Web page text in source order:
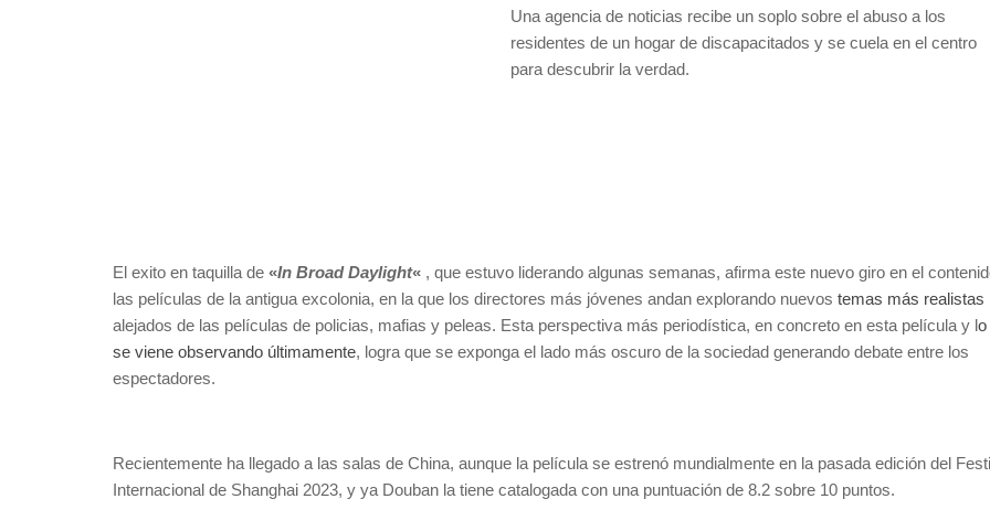
Una agencia de noticias recibe un soplo sobre el abuso a los
residentes de un hogar de discapacitados y se cuela en el centro
para descubrir la verdad.
El exito en taquilla de «In Broad Daylight« , que estuvo liderando algunas semanas, afirma este nuevo giro en el
las películas de la antigua excolonia, en la que los directores más jóvenes andan explorando nuevos temas más realistas
alejados de las películas de policias, mafias y peleas. Esta perspectiva más periodística, en concreto en esta película y lo
se viene observando últimamente, logra que se exponga el lado más oscuro de la sociedad generando debate entre los
espectadores.
Recientemente ha llegado a las salas de China, aunque la película se estrenó mundialmente en la pasada edición del
Internacional de Shanghai 2023, y ya Douban la tiene catalogada con una puntuación de 8.2 sobre 10 puntos.